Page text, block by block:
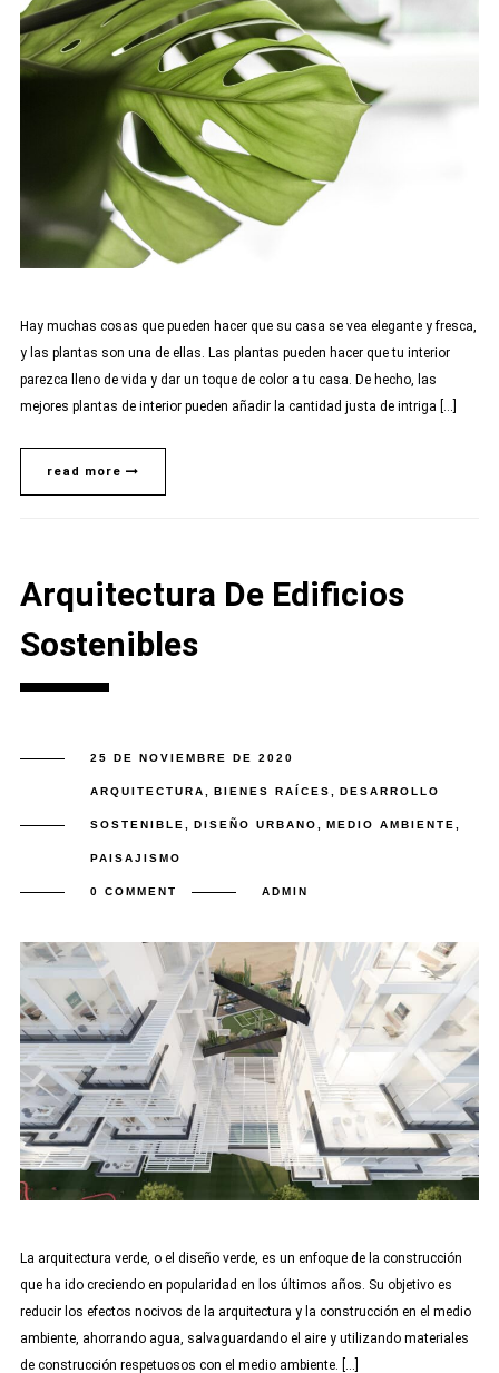
Hay muchas cosas que pueden hacer que su casa se vea elegante y fresca,
y las plantas son una de ellas. Las plantas pueden hacer que tu interior
parezca lleno de vida y dar un toque de color a tu casa. De hecho, las
mejores plantas de interior pueden añadir la cantidad justa de intriga […]
read more
Arquitectura De Edificios
Sostenibles
25 DE NOVIEMBRE DE 2020
ARQUITECTURA BIENES RAÍCES DESARROLLO
SOSTENIBLE DISEÑO URBANO MEDIO AMBIENTE
PAISAJISMO
0 COMMENT ADMIN
La arquitectura verde, o el diseño verde, es un enfoque de la construcción
que ha ido creciendo en popularidad en los últimos años. Su objetivo es
reducir los efectos nocivos de la arquitectura y la construcción en el medio
ambiente, ahorrando agua, salvaguardando el aire y utilizando materiales
de construcción respetuosos con el medio ambiente. […]